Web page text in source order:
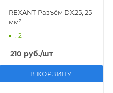
REXANT Разъём DX25, 25
мм²
: 2
210 руб./шт
В КОРЗИНУ